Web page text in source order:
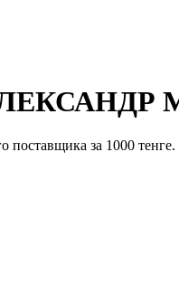
поставщика за 1000 тенге.